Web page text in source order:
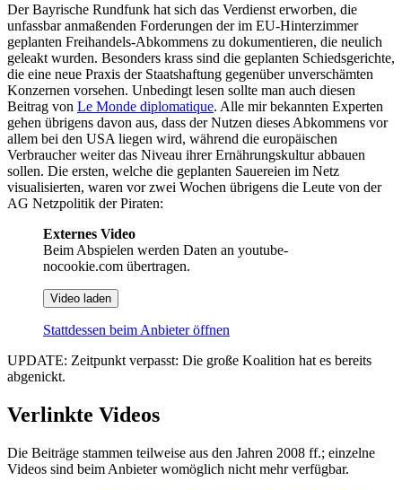
Der Bayrische Rundfunk hat sich das Verdienst erworben, die
unfassbar anmaßenden Forderungen der im EU-Hinterzimmer
geplanten Freihandels-Abkommens zu dokumentieren, die neulich
geleakt wurden. Besonders krass sind die geplanten Schiedsgerichte,
die eine neue Praxis der Staatshaftung gegenüber unverschämten
Konzernen vorsehen. Unbedingt lesen sollte man auch diesen
Beitrag von Le Monde diplomatique. Alle mir bekannten Experten
gehen übrigens davon aus, dass der Nutzen dieses Abkommens vor
allem bei den USA liegen wird, während die europäischen
Verbraucher weiter das Niveau ihrer Ernährungskultur abbauen
sollen. Die ersten, welche die geplanten Sauereien im Netz
visualisierten, waren vor zwei Wochen übrigens die Leute von der
AG Netzpolitik der Piraten:
Externes Video
Beim Abspielen werden Daten an youtube-
nocookie.com übertragen.
Video laden
Stattdessen beim Anbieter öffnen
UPDATE: Zeitpunkt verpasst: Die große Koalition hat es bereits
abgenickt.
Verlinkte Videos
Die Beiträge stammen teilweise aus den Jahren 2008 ff.; einzelne
Videos sind beim Anbieter womöglich nicht mehr verfügbar.